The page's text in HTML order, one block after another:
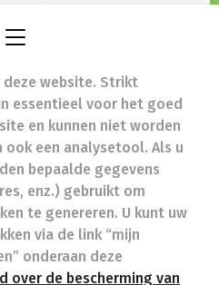
- Ondernemingsnummer
werkzaam in België
Pharmaceutische
FAGG 121601
de Orde der Apothekers,
94 1060 Brussel
farmaceutische plichtenleer
zorg
deze website. Strikt
essentieel voor het goed
en kunnen niet worden
ook een analysetool. Als u
bepaalde gegevens
enz.) gebruikt om
te genereren. U kunt uw
via de link “mijn
onderaan deze
over de bescherming van